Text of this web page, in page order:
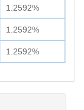
1.2592%
1.2592%
1.2592%